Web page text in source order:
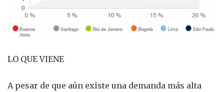
LO QUE VIENE
A pesar de que aún existe una demanda más alta